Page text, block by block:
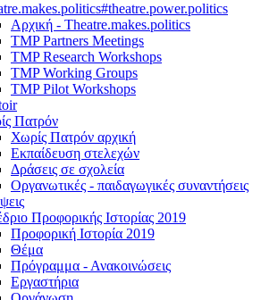
Αρχική - Theatre.makes.politics
TMP Partners Meetings
TMP Research Workshops
TMP Working Groups
TMP Pilot Workshops
Πατρόν
Χωρίς Πατρόν αρχική
Εκπαίδευση στελεχών
Δράσεις σε σχολεία
Οργανωτικές - παιδαγωγικές συναντήσεις
Προφορικής Ιστορίας 2019
Προφορική Ιστορία 2019
Θέμα
Πρόγραμμα - Ανακοινώσεις
Εργαστήρια